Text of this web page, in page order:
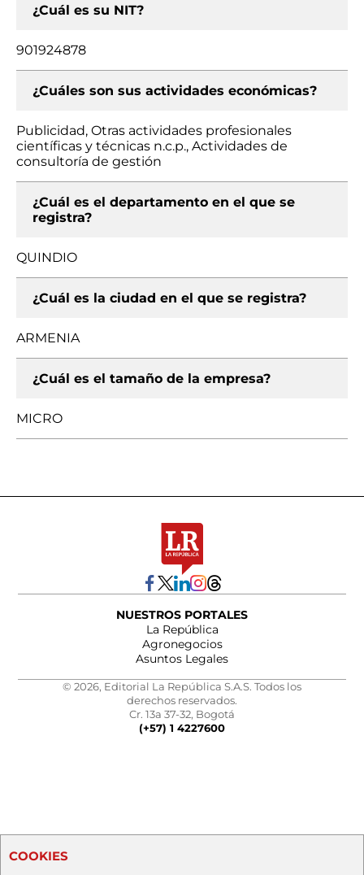
¿Cuál es su NIT?
901924878
¿Cuáles son sus actividades económicas?
Publicidad, Otras actividades profesionales
científicas y técnicas n.c.p., Actividades de
consultoría de gestión
¿Cuál es el departamento en el que se
registra?
QUINDIO
¿Cuál es la ciudad en el que se registra?
ARMENIA
¿Cuál es el tamaño de la empresa?
MICRO
NUESTROS PORTALES
La República
Agronegocios
Asuntos Legales
© 2026, Editorial La República S.A.S. Todos los
derechos reservados.
Cr. 13a 37-32, Bogotá
(+57) 1 4227600
COOKIES